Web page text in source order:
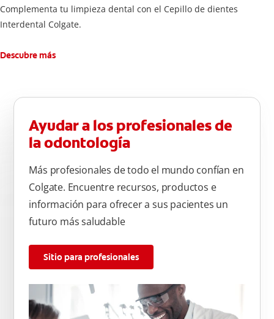
Complementa tu limpieza dental con el Cepillo de dientes
Interdental Colgate.
Descubre más
Ayudar a los profesionales de
la odontología
Más profesionales de todo el mundo confían en
Colgate. Encuentre recursos, productos e
información para ofrecer a sus pacientes un
futuro más saludable
Sitio para profesionales